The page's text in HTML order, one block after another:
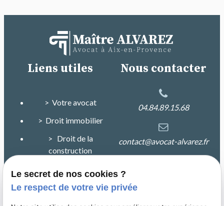
Liens utiles
> Votre avocat
> Droit immobilier
> Droit de la
construction
> Droit de la
responsabilité
Nous contacter
04.84.89.15.68
contact@avocat-alvarez.fr
Duranne Immeuble
Le secret de nos cookies ?
Le respect de votre vie privée